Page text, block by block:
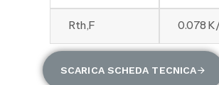
Rth,F 0.078
SCARICA SCHEDA TECNICA